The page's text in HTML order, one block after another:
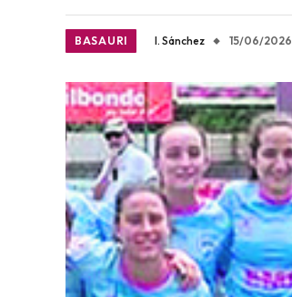
BASAURI I. Sánchez 15/06/2026